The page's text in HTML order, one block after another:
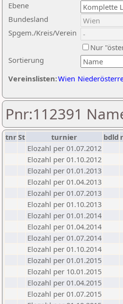
Ebene
Sortierung
Bundesland
Spgem./Kreis/Verein
Nur
Vereinslisten:Wien
Pnr:112391
tnrSt turnier bdld
Elozahl per 01.07.2012
Elozahl per 01.10.2012
Elozahl per 01.01.2013
Elozahl per 01.04.2013
Elozahl per 01.07.2013
Elozahl per 01.10.2013
Elozahl per 01.01.2014
Elozahl per 01.04.2014
Elozahl per 01.07.2014
Elozahl per 01.10.2014
Elozahl per 01.01.2015
Elozahl per 10.01.2015
Elozahl per 01.04.2015
Elozahl per 01.07.2015